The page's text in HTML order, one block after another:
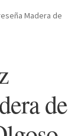
Madera de
de